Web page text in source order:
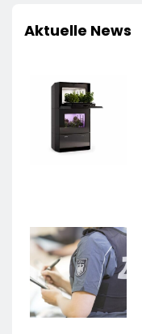
Aktuelle News